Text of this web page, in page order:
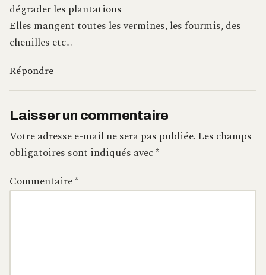
dégrader les plantations
Elles mangent toutes les vermines, les fourmis, des
chenilles etc…
Répondre
Laisser un commentaire
Votre adresse e-mail ne sera pas publiée.Les champs
obligatoires sont indiqués avec*
Commentaire*